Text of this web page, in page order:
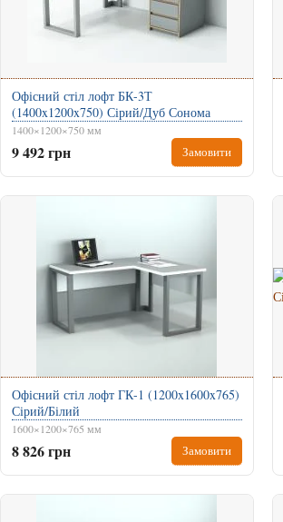
Офісний стіл лофт БК-3Т
(1400x1200x750) Сірий/Дуб Сонома
1400×1200×750 мм
9 492 грн Замовити
Офісний стіл лофт ГК-1 (1200x1600x765)
Сірий/Білий
1600×1200×765 мм
8 826 грн Замовити